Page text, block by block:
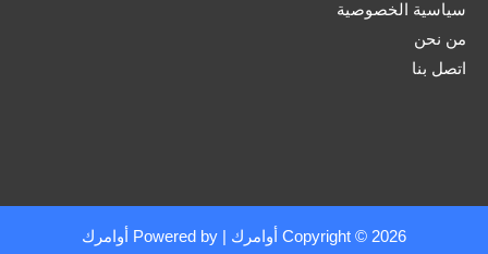
سياسية الخصوصية
من نحن
اتصل بنا
Copyright © 2026 أوامرك أوامرك